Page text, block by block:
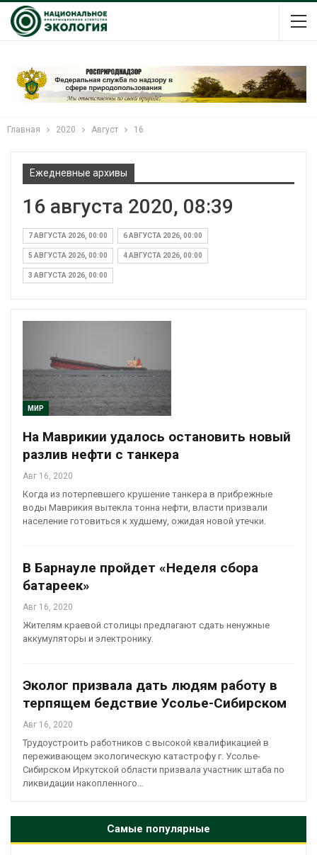
Главная 2020 Август 16
Ежедневные архивы
16 августа 2020, 08:39
7 АВГУСТА 2026, 00:00 6 АВГУСТА 2026, 00:00
5 АВГУСТА 2026, 00:00 4 АВГУСТА 2026, 00:00
3 АВГУСТА 2026, 00:00
МИР
На Маврикии удалось остановить новый
разлив нефти с танкера
Авг 16, 2020
Когда из потерпевшего крушение танкера в прибрежные
воды Маврикия вытекла тонна нефти, власти призвали
население готовиться к худшему, ожидая новой утечки.
В Барнауле пройдет «Неделя сбора
батареек»
Авг 16, 2020
Жителям краевой столицы предлагают сдать ненужные
аккумуляторы и электронику.
Эколог призвала дать людям работу в
терпящем бедствие Усолье-Сибирском
Авг 16, 2020
Трудоустроить работников с высокой квалификацией в
переживающем экологическую катастрофу г. Усолье-
Сибирском Иркутской области призвала участник штаба по
ликвидации накопленного…
Самые популярные